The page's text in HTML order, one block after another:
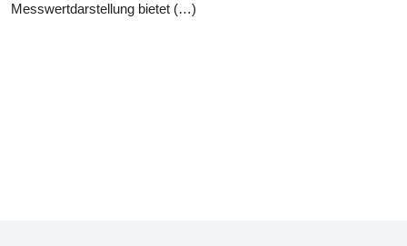
Messwertdarstellung bietet (…)